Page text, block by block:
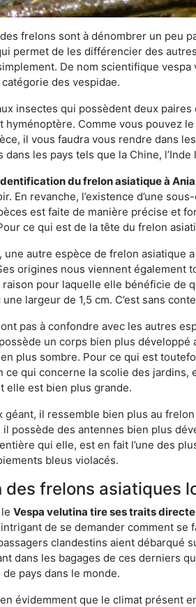
frelons sont à dénombrer un peu
permet de les différencier des
De nom scientifique
des vespidae.
insectes qui possèdent deux
hyménoptère. Comme vous pouvez
il vous faudra vous rendre dans
les pays tels que la Chine, l’Inde
du frelon asiatiqueà
En revanche, l’existence d’une
est faite de manière précise et
ce qui est de la tête du frelon
une autre espèce de frelon asiatique
origines nous viennent également
raison pour laquelle elle bénéficie de
une largeur de 1,5 cm. C’est sans
pas à confondre avec les autres
un corps bien plus
plus sombre. Pour ce qui est
ce qui concerne la scolie des
elle est bien plus grande.
géant, il ressemble bien plus au
possède des antennes bien plus
qui elle, est en fait l’une des
bleus violacés.
des frelons asiatiques
Vespa velutina tire ses traits
de se demander comment se
clandestins aient débarqué
dans les bagages de ces derniers
pays dans le monde.
évidemment que le climat présent